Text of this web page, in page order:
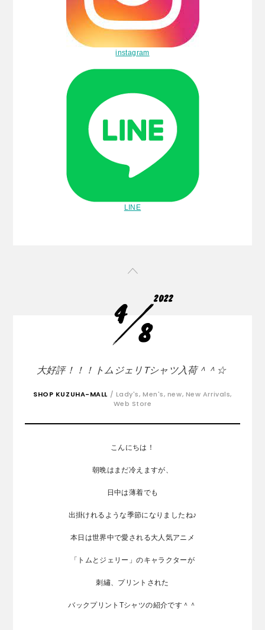
instagram
LINE
2022
4
8
大好評！！！トムジェリTシャツ入荷＾＾☆
SHOP KUZUHA-MALL/ Lady's,Men's, new, New Arrivals,
Web Store
こんにちは！
朝晩はまだ冷えますが、
日中は薄着でも
出掛けれるような季節になりましたね♪
本日は世界中で愛される大人気アニメ
「トムとジェリー」のキャラクターが
刺繡、プリントされた
バックプリントTシャツの紹介です＾＾